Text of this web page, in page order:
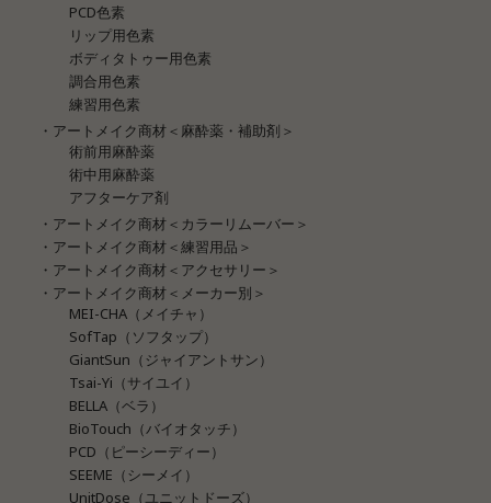
PCD色素
リップ用色素
ボディタトゥー用色素
調合用色素
練習用色素
・アートメイク商材＜麻酔薬・補助剤＞
術前用麻酔薬
術中用麻酔薬
アフターケア剤
・アートメイク商材＜カラーリムーバー＞
・アートメイク商材＜練習用品＞
・アートメイク商材＜アクセサリー＞
・アートメイク商材＜メーカー別＞
MEI-CHA（メイチャ）
SofTap（ソフタップ）
GiantSun（ジャイアントサン）
Tsai-Yi（サイユイ）
BELLA（ベラ）
BioTouch（バイオタッチ）
PCD（ピーシーディー）
SEEME（シーメイ）
UnitDose（ユニットドーズ）